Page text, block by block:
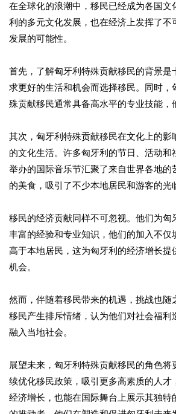
在全球化的浪潮中，移民已经成为各国
利的多元文化发展，也在经济上发挥了
发展的可能性。
首先，了解匈牙利特殊贡献移民的背景
求更好的生活和机会而选择移民。同时
殊贡献移民通常具备高水平的专业技能
其次，匈牙利特殊贡献移民在文化上的
的文化生活。许多匈牙利的节日、活动
举办的国际音乐节汇聚了来自世界各地
的美食，吸引了不少本地居民和游客的光
移民的经济贡献同样不可忽视。他们为
丰富的经验和专业知识，他们的加入不
高于本地居民，这为匈牙利的经济增长
机会。
然而，伴随着移民带来的机遇，挑战也
移民产生排斥情绪，认为他们对社会福
融入当地社会。
展望未来，匈牙利特殊贡献移民的角色
续优化移民政策，吸引更多高素质的人
经济增长，也能在国际舞台上展示其独